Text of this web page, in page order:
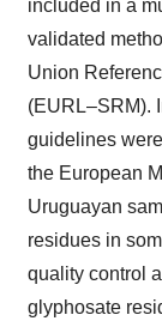
included in a
validated
Union
(EURL–SRM).
guidelines
the European
Uruguayan
residues in
quality control
glyphosate